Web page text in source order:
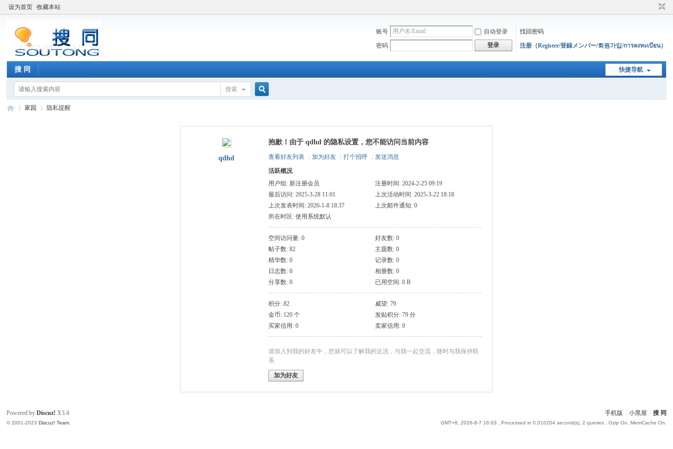
设为首页 收藏本站
账号 自动登录
找回密码
密码
登录 注册（Register/登録メンバー/회원가입/การลงทะเบียน）
快捷导航
搜 同
搜索
家园 隐私提醒
qdhd
抱歉！由于 qdhd 的隐私设置，您不能访问当前内容
查看好友列表 加为好友 打个招呼
发送消息
活跃概况
用户组: 新注册会员
注册时间: 2024-2-25 09:19
最后访问: 2025-3-28 11:01
上次活动时间: 2025-3-22 18:18
上次发表时间: 2026-1-8 18:37
上次邮件通知: 0
所在时区: 使用系统默认
空间访问量: 0
好友数: 0
帖子数: 82
主题数: 0
精华数: 0
记录数: 0
日志数: 0
相册数: 0
分享数: 0
已用空间: 0 B
积分: 82
威望: 79
金币: 120 个
发贴积分: 79 分
买家信用: 0
卖家信用: 0
请加入到我的好友中，您就可以了解我的近况，与我一起交流，随时与我保持联
系
加为好友
手机版 小黑屋 搜 同
GMT+8, 2026-8-7 16:03 , Processed in 0.010204 second(s), 2 queries , Gzip On, MemCache On.
Powered byDiscuz! X3.4
© 2001-2023Discuz! Team